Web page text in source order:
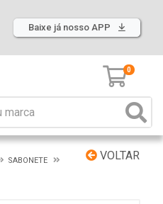
Baixe já nosso APP
0
VOLTAR
SABONETE